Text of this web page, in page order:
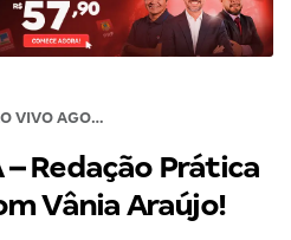
AO VIVO AGORA – Redação Prática para a PC-GO com Vânia Araújo!
– Redação Prática
Vânia Araújo!